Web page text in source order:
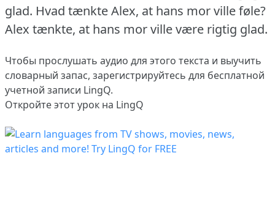
glad. Hvad tænkte Alex, at hans mor ville føle?
Alex tænkte, at hans mor ville være rigtig glad.
Чтобы прослушать аудио для этого текста и выучить
словарный запас, зарегистрируйтесь для бесплатной
учетной записи LingQ.
Откройте этот урок на LingQ